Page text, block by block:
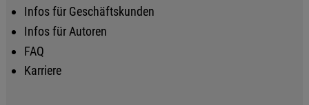
Infos für Geschäftskunden
Infos für Autoren
FAQ
Karriere